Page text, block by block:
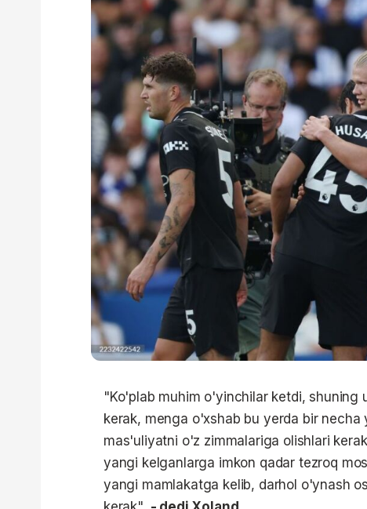
"Ko'plab muhim o'yinchilar ketdi,
kerak, menga o'xshab bu yerda bir
mas'uliyatni o'z zimmalariga olishlari
yangi kelganlarga imkon qadar tezroq
yangi mamlakatga kelib, darhol o'ynash